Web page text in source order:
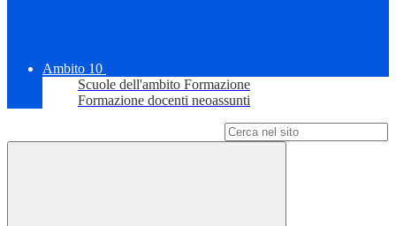
Ambito 10
Scuole dell'ambito Formazione
Formazione docenti neoassunti